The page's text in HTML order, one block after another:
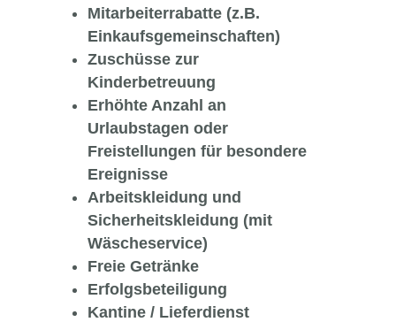
Mitarbeiterrabatte (z.B.
Einkaufsgemeinschaften)
Zuschüsse zur
Kinderbetreuung
Erhöhte Anzahl an
Urlaubstagen oder
Freistellungen für besondere
Ereignisse
Arbeitskleidung und
Sicherheitskleidung (mit
Wäscheservice)
Freie Getränke
Erfolgsbeteiligung
Kantine / Lieferdienst